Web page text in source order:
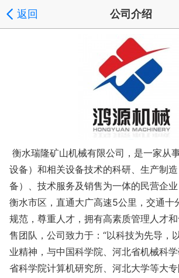
返回 公司介绍
衡水瑞隆矿山机械有限公司，是一家从
设备）和相关设备技术的科研、生产制
备）、技术服务及销售为一体的民营企
衡水市区，直通大广高速5公里，交通十
规范，尊重人才，拥有高素质管理人才
售团队，公司致力于：“以科技为先导，
业精神，与中国科学院、河北省机械科
省科学院计算机研究所、河北大学等大